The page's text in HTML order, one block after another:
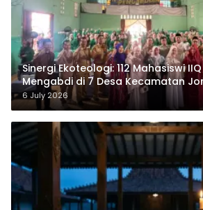
‎Sinergi Ekoteologi: 112 Mahasiswi
Mengabdi di 7 Desa Kecamatan
6 July 2026